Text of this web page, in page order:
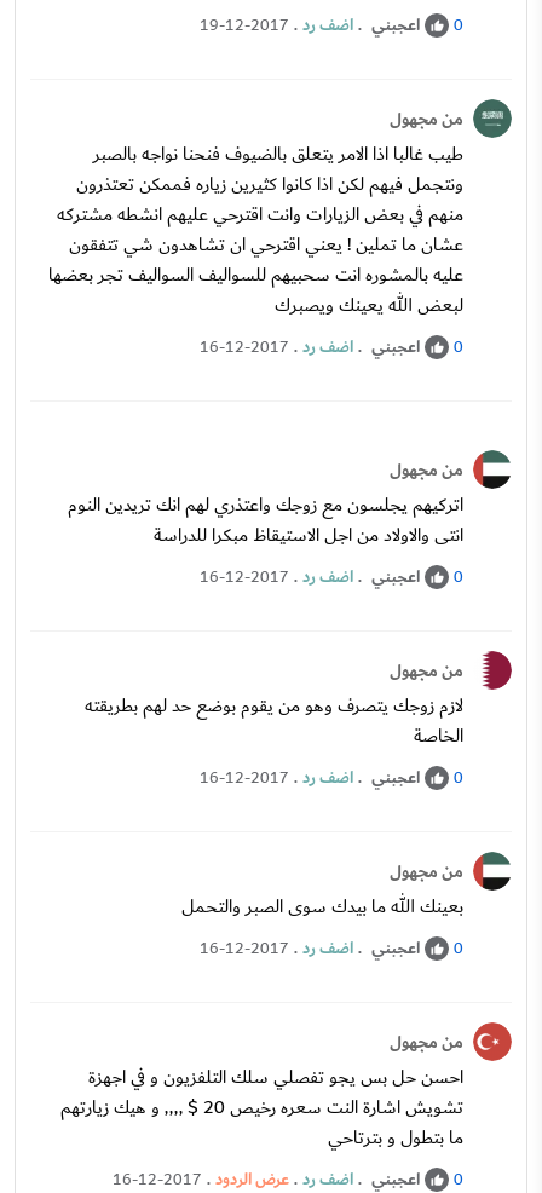
0 اعجبني .اضف رد.
19-12-2017
من مجهول
طيب غالبا اذا الامر يتعلق بالضيوف فنحنا نواجه بالصبر
ونتجمل فيهم لكن اذا كانوا كثيرين زياره فممكن تعتذرون
منهم في بعض الزيارات وانت اقترحي عليهم انشطه مشتركه
عشان ما تملين ! يعني اقترحي ان تشاهدون شي تتفقون
عليه بالمشوره انت سحبيهم للسواليف السواليف تجر بعضها
لبعض الله يعينك ويصبرك
0 اعجبني .اضف رد.
16-12-2017
من مجهول
اتركيهم يجلسون مع زوجك واعتذري لهم انك تريدين النوم
انتى والاولاد من اجل الاستيقاظ مبكرا للدراسة
0 اعجبني .اضف رد.
16-12-2017
من مجهول
لازم زوجك يتصرف وهو من يقوم بوضع حد لهم بطريقته
الخاصة
0 اعجبني .اضف رد.
16-12-2017
من مجهول
بعينك الله ما بيدك سوى الصبر والتحمل
0 اعجبني .اضف رد.
16-12-2017
من مجهول
احسن حل بس يجو تفصلي سلك التلفزيون و في اجهزة
تشويش اشارة النت سعره رخيص 20 $ ,,,, و هيك زيارتهم
ما بتطول و بترتاحي
0 اعجبني .اضف رد.عرض الردود.
16-12-2017